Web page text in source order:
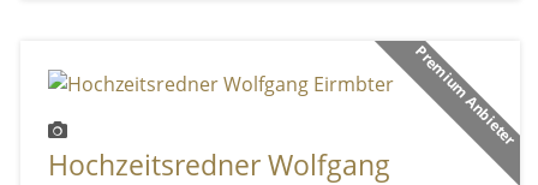
Premium Anbieter
Hochzeitsredner Wolfgang